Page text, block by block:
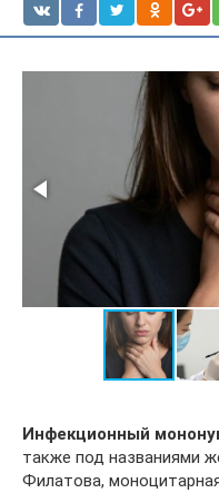
Инфекционный
также под названиями
Филатова,